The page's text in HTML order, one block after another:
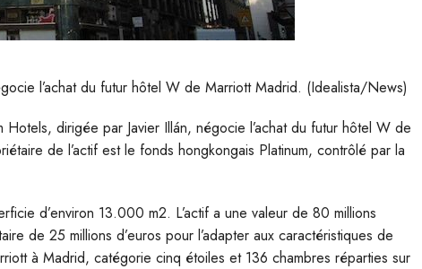
l’achat du futur hôtel W de Marriott Madrid. (Idealista/News)
dirigée par Javier Illán, négocie l’achat du futur hôtel W de
de l’actif est le fonds hongkongais Platinum, contrôlé par la
d’environ 13.000 m2. L’actif a une valeur de 80 millions
de 25 millions d’euros pour l’adapter aux caractéristiques de
à Madrid, catégorie cinq étoiles et 136 chambres réparties sur